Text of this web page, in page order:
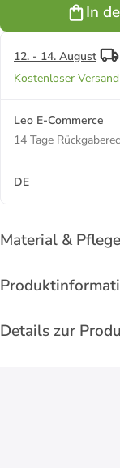
In
12. - 14. August
Kostenloser Versand
Leo E-Commerce
14 Tage
DE
Material & Pflege
Details zur